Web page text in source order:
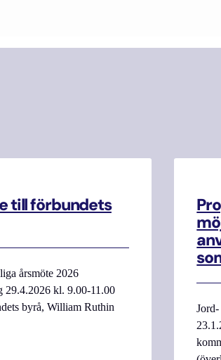
till förbundets
årsmöte 2026
kl. 9.00-11.00
byrå, William Ruthin